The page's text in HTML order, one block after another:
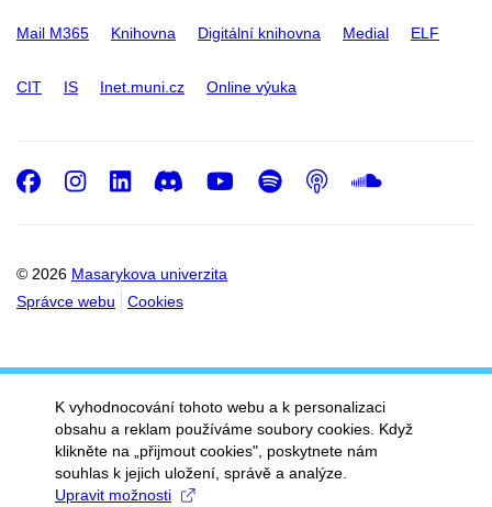
Mail M365 Knihovna Digitální knihovna Medial ELF
CIT IS Inet.muni.cz Online výuka
© 2026 Masarykova univerzita
Správce webu
Cookies
Facebook
Instagram
LinkedIn
DiscordYoutube
Spotify
Podcast
K vyhodnocování tohoto webu a k personalizaci
obsahu a reklam používáme soubory cookies. Když
klikněte na „přijmout cookies", poskytnete nám
souhlas k jejich uložení, správě a analýze.
Upravit možnosti